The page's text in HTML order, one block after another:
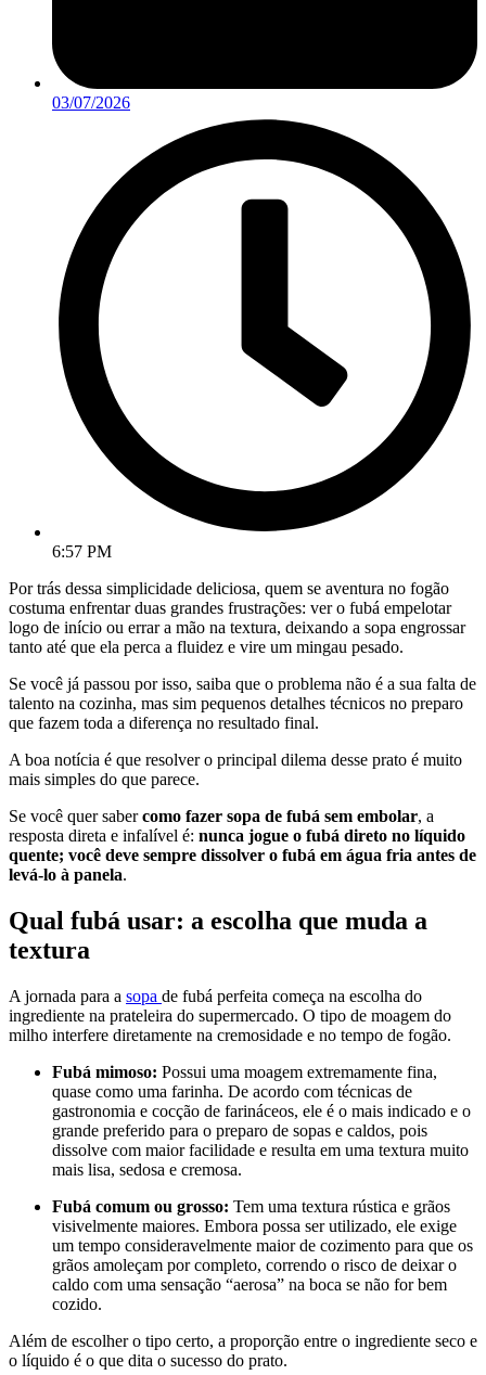
03/07/2026
6:57 PM
Por trás dessa simplicidade deliciosa, quem se aventura no fogão
costuma enfrentar duas grandes frustrações: ver o fubá empelotar
logo de início ou errar a mão na textura, deixando a sopa engrossar
tanto até que ela perca a fluidez e vire um mingau pesado.
Se você já passou por isso, saiba que o problema não é a sua falta de
talento na cozinha, mas sim pequenos detalhes técnicos no preparo
que fazem toda a diferença no resultado final.
A boa notícia é que resolver o principal dilema desse prato é muito
mais simples do que parece.
Se você quer sabercomo fazer sopa de fubá sem embolar, a
resposta direta e infalível é: nunca jogue o fubá direto no líquido
quente; você deve sempre dissolver o fubá em água fria antes de
levá-lo à panela.
Qual fubá usar: a escolha que muda a
textura
A jornada para a sopa de fubá perfeita começa na escolha do
ingrediente na prateleira do supermercado. O tipo de moagem do
milho interfere diretamente na cremosidade e no tempo de fogão.
Fubá mimoso: Possui uma moagem extremamente fina,
quase como uma farinha. De acordo com técnicas de
gastronomia e cocção de farináceos, ele é o mais indicado e o
grande preferido para o preparo de sopas e caldos, pois
dissolve com maior facilidade e resulta em uma textura muito
mais lisa, sedosa e cremosa.
Fubá comum ou grosso: Tem uma textura rústica e grãos
visivelmente maiores. Embora possa ser utilizado, ele exige
um tempo consideravelmente maior de cozimento para que os
grãos amoleçam por completo, correndo o risco de deixar o
caldo com uma sensação “aerosa” na boca se não for bem
cozido.
Além de escolher o tipo certo, a proporção entre o ingrediente seco e
o líquido é o que dita o sucesso do prato.